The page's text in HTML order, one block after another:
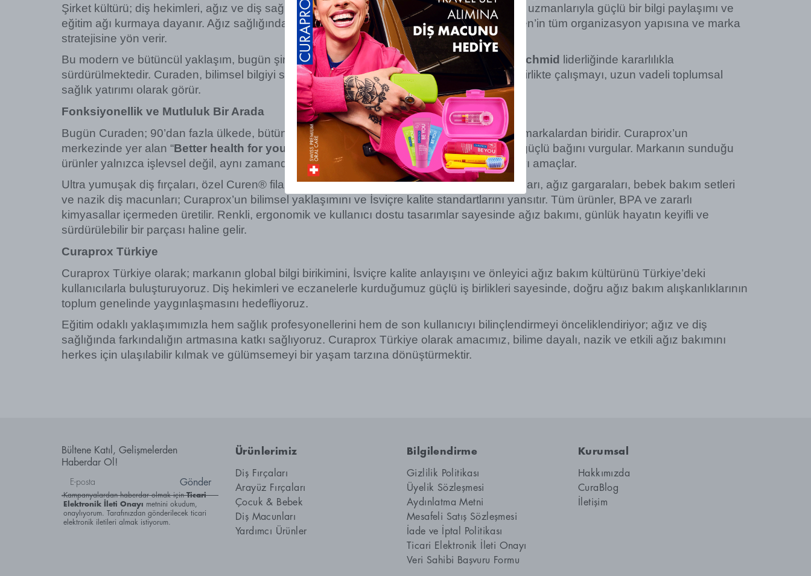
Şirket kültürü; diş hekimleri, ağız ve diş sağlığı profesyonelleri, dental hijyenistler ve bakım uzmanlarıyla güçlü bir bilgi paylaşımı ve
eğitim ağı kurmaya dayanır. Ağız sağlığında önleyici yaklaşımın yaygınlaştırılması, Curaden’in tüm organizasyon yapısına ve marka
stratejisine yön verir.
Bu modern ve bütüncül yaklaşım, bugün şirketin üçüncü kuşak temsilcisi Christine Breitschmid
liderliğinde kararlılıkla
sürdürülmektedir. Curaden, bilimsel bilgiyi sahaya aktarmayı ve sağlık profesyonelleriyle birlikte çalışmayı, uzun vadeli toplumsal
sağlık yatırımı olarak görür.
Fonksiyonellik ve Mutluluk Bir Arada
Bugün Curaden; 90’dan fazla ülkede, bütüncül ağız sağlığı çözümleri sunan lider küresel markalardan biridir. Curaprox’un
merkezinde yer alan “Better health for you
” felsefesi, ağız sağlığının genel sağlıkla olan güçlü bağını vurgular. Markanın sunduğu
ürünler yalnızca işlevsel değil, aynı zamanda kullanıcıya keyif veren bir deneyim yaratmayı amaçlar.
Ultra yumuşak diş fırçaları, özel Curen® filament teknolojisi, arayüz fırçaları, sonik diş fırçaları, ağız gargaraları, bebek bakım setleri
ve nazik diş macunları; Curaprox’un bilimsel yaklaşımını ve İsviçre kalite standartlarını yansıtır. Tüm ürünler, BPA ve zararlı
kimyasallar içermeden üretilir. Renkli, ergonomik ve kullanıcı dostu tasarımlar sayesinde ağız bakımı, günlük hayatın keyifli ve
sürdürülebilir bir parçası haline gelir.
Curaprox Türkiye
Curaprox Türkiye olarak; markanın global bilgi birikimini, İsviçre kalite anlayışını ve önleyici ağız bakım kültürünü Türkiye’deki
kullanıcılarla buluşturuyoruz. Diş hekimleri ve eczanelerle kurduğumuz güçlü iş birlikleri sayesinde, doğru ağız bakım alışkanlıklarının
toplum genelinde yaygınlaşmasını hedefliyoruz.
Eğitim odaklı yaklaşımımızla hem sağlık profesyonellerini hem de son kullanıcıyı bilinçlendirmeyi önceliklendiriyor; ağız ve diş
sağlığında farkındalığın artmasına katkı sağlıyoruz. Curaprox Türkiye olarak amacımız, bilime dayalı, nazik ve etkili ağız bakımını
herkes için ulaşılabilir kılmak ve gülümsemeyi bir yaşam tarzına dönüştürmektir.
Bültene Katıl, Gelişmelerden
Haberdar Ol!
Gönder
Kampanyalardan haberdar olmak için Ticari
Elektronik İleti Onayı metnini okudum,
onaylıyorum. Tarafınızdan gönderilecek ticari
elektronik iletileri almak istiyorum.
Ürünlerimiz
Diş Fırçaları
Arayüz Fırçaları
Çocuk & Bebek
Diş Macunları
Yardımcı Ürünler
Bilgilendirme
Gizlilik Politikası
Üyelik Sözleşmesi
Aydınlatma Metni
Mesafeli Satış Sözleşmesi
İade ve İptal Politikası
Ticari Elektronik İleti Onayı
Veri Sahibi Başvuru Formu
Kurumsal
Hakkımızda
CuraBlog
İletişim